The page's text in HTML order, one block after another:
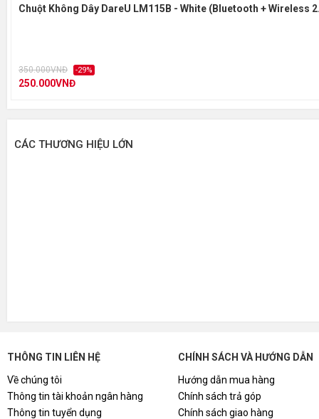
Chuột Không Dây DareU LM115B - White (Bluetooth + Wireless
350.000VNĐ -29%
250.000VNĐ
CÁC THƯƠNG HIỆU LỚN
THÔNG TIN LIÊN HỆ
Về chúng tôi
Thông tin tài khoản ngân hàng
Thông tin tuyển dụng
CHÍNH SÁCH VÀ HƯỚNG DẪN
Hướng dẫn mua hàng
Chính sách trả góp
Chính sách giao hàng